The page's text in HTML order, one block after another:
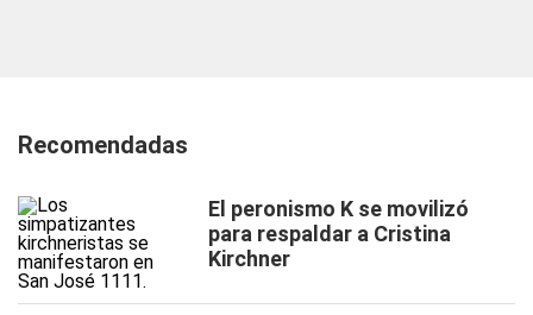
Recomendadas
El peronismo K se movilizó
para respaldar a Cristina
Kirchner